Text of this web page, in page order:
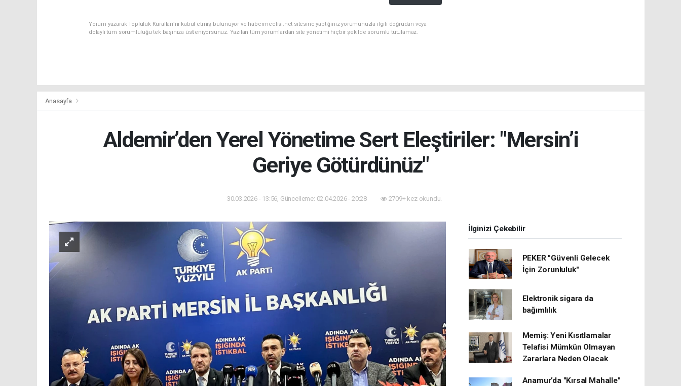
Yorum yazarak Topluluk Kuralları’nı kabul etmiş bulunuyor ve habermeclisi.net sitesine yaptığınız yorumunuzla ilgili doğrudan veya
dolaylı tüm sorumluluğu tek başınıza üstleniyorsunuz. Yazılan tüm yorumlardan site yönetimi hiçbir şekilde sorumlu tutulamaz.
Anasayfa
Aldemir’den Yerel Yönetime Sert Eleştiriler: "Mersin’i
Geriye Götürdünüz"
30.03.2026 - 13:56, Güncelleme: 02.04.2026 - 20:28 2709+ kez okundu.
İlginizi Çekebilir
PEKER "Güvenli Gelecek
İçin Zorunluluk"
Elektronik sigara da
bağımlılık
Memiş: Yeni Kısıtlamalar
Telafisi Mümkün Olmayan
Zararlara Neden Olacak
Anamur’da "Kırsal Mahalle"